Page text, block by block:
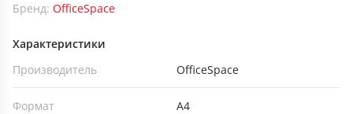
Бренд: OfficeSpace
Характеристики
Производитель
OfficeSpace
Формат А4